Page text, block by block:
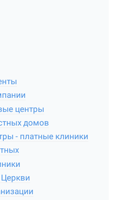
центры
домов
- платные клиники